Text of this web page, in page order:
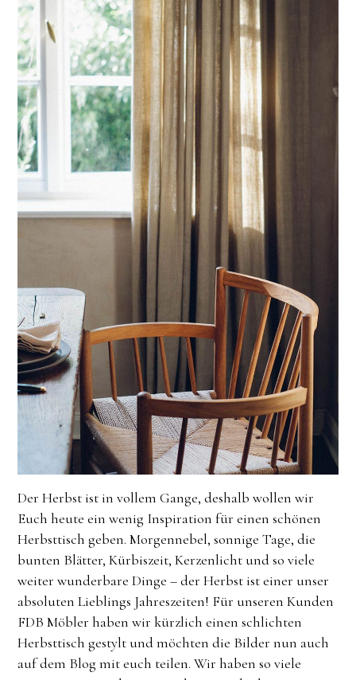
Der Herbst ist in vollem Gange, deshalb wollen wir
Euch heute ein wenig Inspiration für einen schönen
Herbsttisch geben. Morgennebel, sonnige Tage, die
bunten Blätter, Kürbiszeit, Kerzenlicht und so viele
weiter wunderbare Dinge – der Herbst ist einer unser
absoluten Lieblings Jahreszeiten! Für unseren Kunden
FDB Möbler haben wir kürzlich einen schlichten
Herbsttisch gestylt und möchten die Bilder nun auch
auf dem Blog mit euch teilen. Wir haben so viele